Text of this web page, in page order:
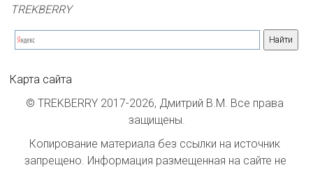
TREKBERRY
Карта сайта
© TREKBERRY 2017-2026, Дмитрий В.М. Все права
защищены.
Копирование материала без ссылки на источник
запрещено. Информация размещенная на сайте не